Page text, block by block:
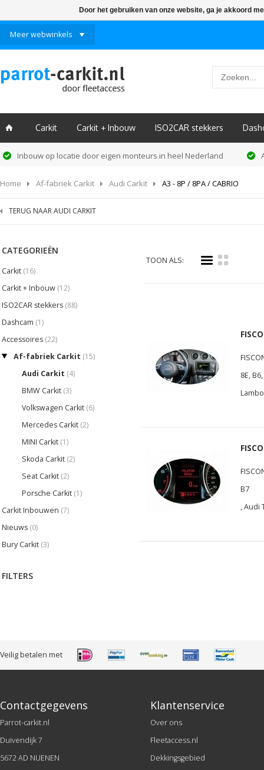
Meer webwinkels
ï Carkit Carkit + Inbouw ISO2CAR stekkers
Inbouw op locatie door eigen monteurs in heel Nederland
Home Af-fabriek Carkit Audi Carkit A3 - 8P / 8PA / CABRIO
TERUG NAAR AUDI CARKIT
CATEGORIEËN
Carkit (16)
Carkit + Inbouw (12)
ISO2CAR stekkers (88)
Dashcam (1)
Accessoires (22)
Af-fabriek Carkit (15)
Audi Carkit (4)
BMW Carkit (3)
Volkswagen Carkit (6)
Mercedes Carkit (2)
MINI Carkit (1)
Skoda Carkit (2)
Seat Carkit (2)
Porsche Carkit (1)
Carkit Inbouwen (7)
Nieuws (0)
Bury Carkit (3)
FILTERS
TOON ALS: i k
8E,
B7
, Audi
Veilig betalen met
Contactgegevens
Parrot-carkit.nl
Duivendijk 7
5672 AD NUENEN
Klantenservice
Over ons
Fleetaccess.nl
Dekkingsgebied
Door het gebruiken van onze website, ga je akkoord